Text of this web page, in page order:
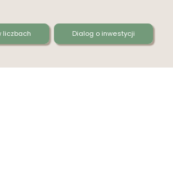
liczbach Dialog o inwestycji